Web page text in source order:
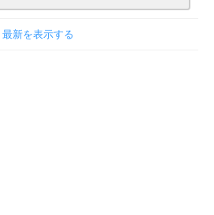
最新を表示する